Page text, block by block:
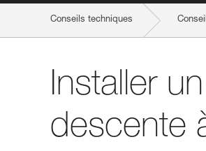
Conseils techniques
Installer
descente